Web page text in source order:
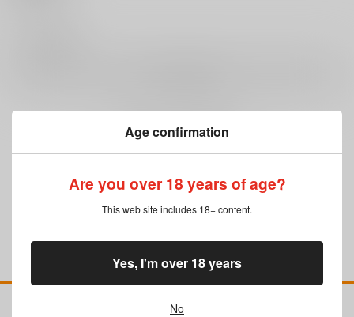
まだレビューはありません
Age confirmation
Are you over 18 years of age?
This web site includes 18+ content.
No
Yes, I'm over 18 years